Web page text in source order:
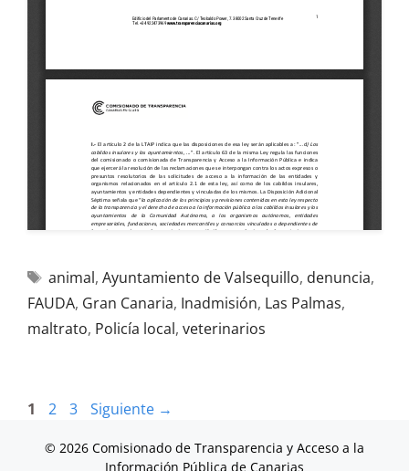
animal, Ayuntamiento de Valsequillo, denuncia,
FAUDA, Gran Canaria, Inadmisión, Las Palmas,
maltrato, Policía local, veterinarios
1 2 3 Siguiente →
© 2026 Comisionado de Transparencia y Acceso a la
Información Pública de Canarias